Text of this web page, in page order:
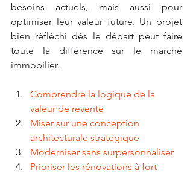
besoins actuels, mais aussi pour
optimiser leur valeur future. Un projet
bien réfléchi dès le départ peut faire
toute la différence sur le marché
immobilier.
Comprendre la logique de la
valeur de revente
Miser sur une conception
architecturale stratégique
Moderniser sans surpersonnaliser
Prioriser les rénovations à fort